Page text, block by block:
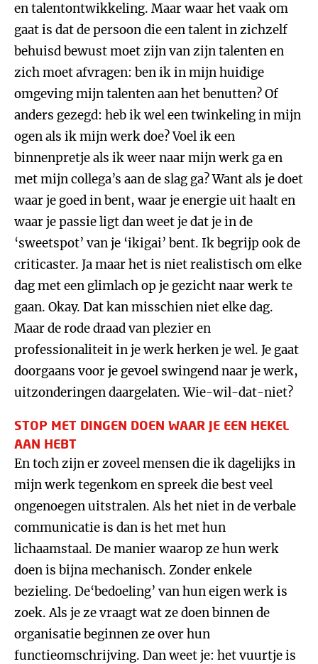
en talentontwikkeling. Maar waar het vaak om
gaat is dat de persoon die een talent in zichzelf
behuisd bewust moet zijn van zijn talenten en
zich moet afvragen: ben ik in mijn huidige
omgeving mijn talenten aan het benutten? Of
anders gezegd: heb ik wel een twinkeling in mijn
ogen als ik mijn werk doe? Voel ik een
binnenpretje als ik weer naar mijn werk ga en
met mijn collega’s aan de slag ga? Want als je doet
waar je goed in bent, waar je energie uit haalt en
waar je passie ligt dan weet je dat je in de
‘sweetspot’ van je ‘ikigai’ bent. Ik begrijp ook de
criticaster. Ja maar het is niet realistisch om elke
dag met een glimlach op je gezicht naar werk te
gaan. Okay. Dat kan misschien niet elke dag.
Maar de rode draad van plezier en
professionaliteit in je werk herken je wel. Je gaat
doorgaans voor je gevoel swingend naar je werk,
uitzonderingen daargelaten. Wie-wil-dat-niet?
STOP MET DINGEN DOEN WAAR JE EEN HEKEL
AAN HEBT
En toch zijn er zoveel mensen die ik dagelijks in
mijn werk tegenkom en spreek die best veel
ongenoegen uitstralen. Als het niet in de verbale
communicatie is dan is het met hun
lichaamstaal. De manier waarop ze hun werk
doen is bijna mechanisch. Zonder enkele
bezieling. De‘bedoeling’ van hun eigen werk is
zoek. Als je ze vraagt wat ze doen binnen de
organisatie beginnen ze over hun
functieomschrijving. Dan weet je: het vuurtje is